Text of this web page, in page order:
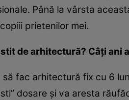
Până la vârsta
prietenilor mei.
de arhitectură? Câți ani
fac arhitectură fix cu 6
dosare și va aresta